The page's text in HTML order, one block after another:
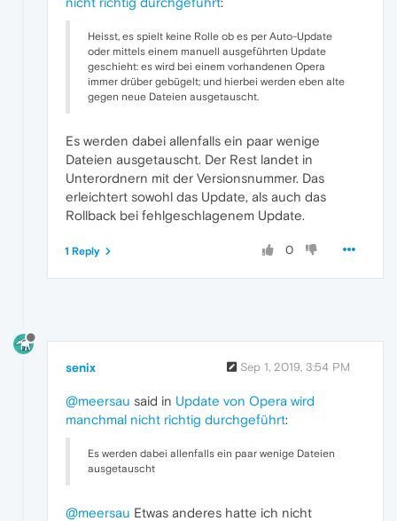
Heisst, es spielt keine Rolle ob es per Auto-Update
oder mittels einem manuell ausgeführten Update
geschieht: es wird bei einem vorhandenen Opera
immer drüber gebügelt; und hierbei werden eben alte
gegen neue Dateien ausgetauscht.
Es werden dabei allenfalls ein paar wenige
Dateien ausgetauscht. Der Rest landet in
Unterordnern mit der Versionsnummer. Das
erleichtert sowohl das Update, als auch das
Rollback bei fehlgeschlagenem Update.
0
1 Reply
senix Sep 1, 2019, 3:54 PM
@meersau said in Update von Opera wird
manchmal nicht richtig durchgeführt:
Es werden dabei allenfalls ein paar wenige Dateien
ausgetauscht
@meersau Etwas anderes hatte ich nicht